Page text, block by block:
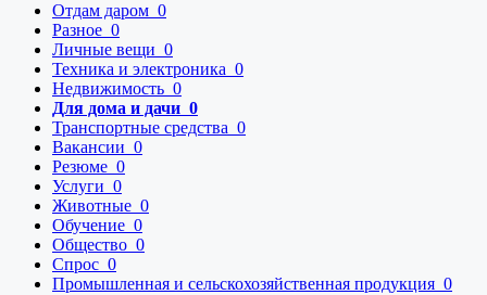
Отдам даром 0
Разное 0
Личные вещи 0
Техника и электроника 0
Недвижимость 0
Для дома и дачи 0
Транспортные средства 0
Вакансии 0
Резюме 0
Услуги 0
Животные 0
Обучение 0
Общество 0
Спрос 0
Промышленная и сельскохозяйственная продукция 0